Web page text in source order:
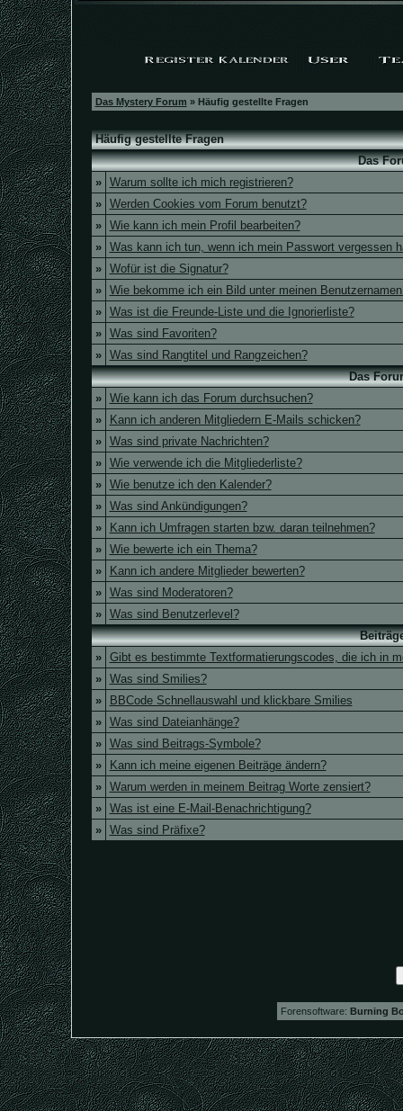
Das Mystery Forum » Häufig gestellte Fragen
Häufig gestellte Fragen
Das
»
Warum sollte ich mich registrieren?
»
Werden Cookies vom Forum benutzt?
»
Wie kann ich mein Profil bearbeiten?
»
Was kann ich tun, wenn ich mein Passwort vergessen
»
Wofür ist die Signatur?
»
Wie bekomme ich ein Bild unter meinen
»
Was ist die Freunde-Liste und die Ignorierliste?
»
Was sind Favoriten?
»
Was sind Rangtitel und Rangzeichen?
Das
»
Wie kann ich das Forum durchsuchen?
»
Kann ich anderen Mitgliedern E-Mails schicken?
»
Was sind private Nachrichten?
»
Wie verwende ich die Mitgliederliste?
»
Wie benutze ich den Kalender?
»
Was sind Ankündigungen?
»
Kann ich Umfragen starten bzw. daran teilnehmen?
»
Wie bewerte ich ein Thema?
»
Kann ich andere Mitglieder bewerten?
»
Was sind Moderatoren?
»
Was sind Benutzerlevel?
»
Gibt es bestimmte Textformatierungscodes, die ich in
»
Was sind Smilies?
»
BBCode Schnellauswahl und klickbare Smilies
»
Was sind Dateianhänge?
»
Was sind Beitrags-Symbole?
»
Kann ich meine eigenen Beiträge ändern?
»
Warum werden in meinem Beitrag Worte zensiert?
»
Was ist eine E-Mail-Benachrichtigung?
»
Was sind Präfixe?
Forensoftware: Burning